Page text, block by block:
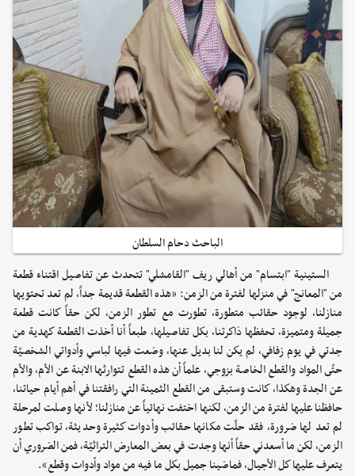
الباحث دحام السلطان
الستينية "ابتسام" من أهالي ريف "القامشلي" تتحدث عن تفاصيل اقتناء قطعة
من "المعانج" في منزلها لفترة من الزمن: «هذه القطعة قديمة جداً، لم تعد تحتويها
منازلنا، لوجود حقائب متطورة، تطورت مع تطور الزمن، لكن حقاً كانت قطعة
جميلة ومتميزة، تحفظها ذاكرتنا، بكل تفاصيلها، طبعاً أنا أخذت القطعة كهدية من
جدتي في يوم زفافي، لم يكن لنا بديل عنها، وضعت فيها لباسي وأدواتي الشخصيّة
حتّى المواد والقطع الخاصة بزوجي، علماً أن هذه القطع تتوارثها الابنة عن الأم، والأم
عن الجدة وهكذا، كانت وستبقى من القطع الثمينة التي رافقتنا في أهم أيام حياتنا،
حافظنا عليها لفترة من الزمن، لكنها اختفت نهائياً عن منازلنا؛ لأنها وصلت لمرحلة
لم تعد لها ضرورة، فقد حلّت مكانها حقائب وأدوات كثيرة وحديثة، تواكب تطور
الزمن، لكن ما أسعدني حقاً أنها وجدت في بعض المعارض التراثيّة، فمن الضروري أن
يتعرف عليها كل الأجيال، فماضينا جميل بكل ما فيه من مواد وأدوات وقطع».